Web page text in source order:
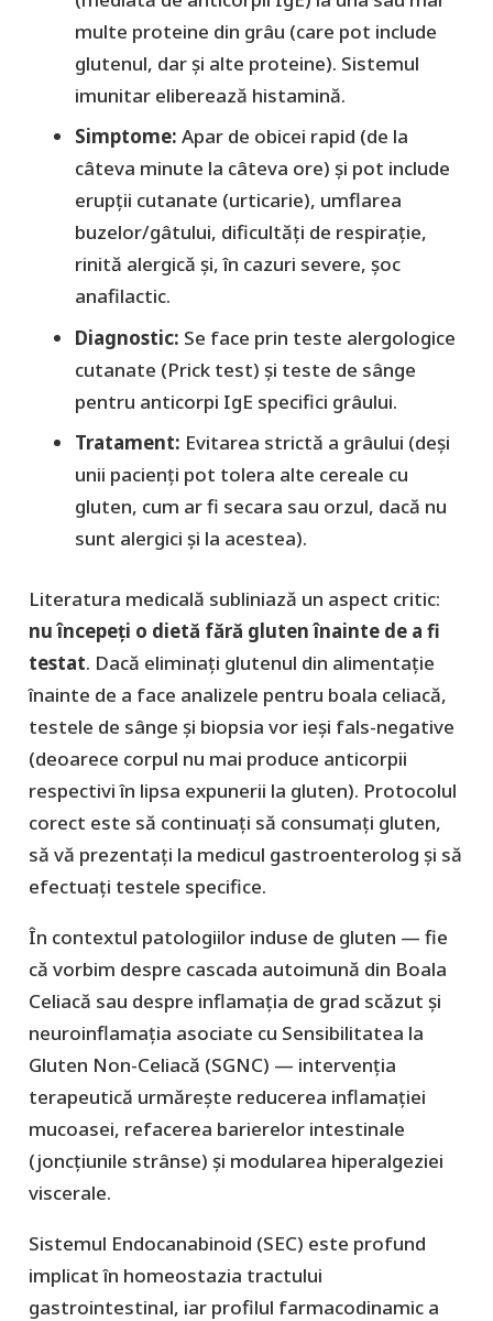
multe proteine din grâu (care pot include
glutenul, dar și alte proteine). Sistemul
imunitar eliberează histamină.
Simptome: Apar de obicei rapid (de la
câteva minute la câteva ore) și pot include
erupții cutanate (urticarie), umflarea
buzelor/gâtului, dificultăți de respirație,
rinită alergică și, în cazuri severe, șoc
anafilactic.
Diagnostic: Se face prin teste alergologice
cutanate (Prick test) și teste de sânge
pentru anticorpi IgE specifici grâului.
Tratament: Evitarea strictă a grâului (deși
unii pacienți pot tolera alte cereale cu
gluten, cum ar fi secara sau orzul, dacă nu
sunt alergici și la acestea).
Literatura medicală subliniază un aspect critic:
nu începeți o dietă fără gluten înainte de a fi
testat. Dacă eliminați glutenul din alimentație
înainte de a face analizele pentru boala celiacă,
testele de sânge și biopsia vor ieși fals-negative
(deoarece corpul nu mai produce anticorpii
respectivi în lipsa expunerii la gluten). Protocolul
corect este să continuați să consumați gluten,
să vă prezentați la medicul gastroenterolog și să
efectuați testele specifice.
În contextul patologiilor induse de gluten — fie
că vorbim despre cascada autoimună din Boala
Celiacă sau despre inflamația de grad scăzut și
neuroinflamația asociate cu Sensibilitatea la
Gluten Non-Celiacă (SGNC) — intervenția
terapeutică urmărește reducerea inflamației
mucoasei, refacerea barierelor intestinale
(joncțiunile strânse) și modularea hiperalgeziei
viscerale.
​Sistemul Endocanabinoid (SEC) este profund
implicat în homeostazia tractului
gastrointestinal, iar profilul farmacodinamic a